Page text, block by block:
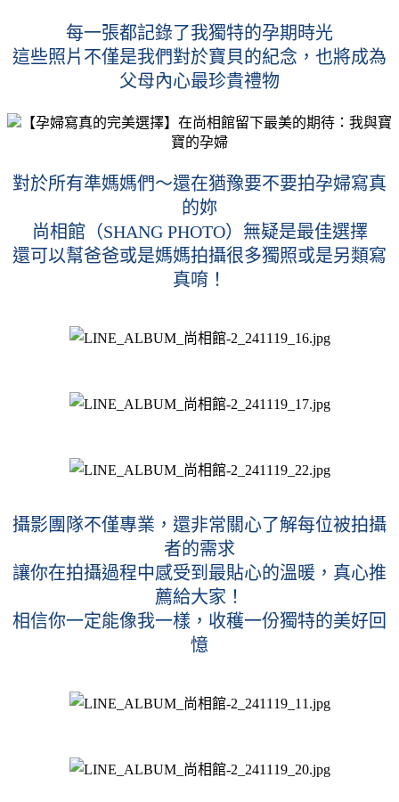
每一張都記錄了我獨特的孕期時光
這些照片不僅是我們對於寶貝的紀念，也將成為
父母內心最珍貴禮物
對於所有準媽媽們～還在猶豫要不要拍孕婦寫真
的妳
尚相館（SHANG PHOTO）無疑是最佳選擇
還可以幫爸爸或是媽媽拍攝很多獨照或是另類寫
真唷！
攝影團隊不僅專業，還非常關心了解每位被拍攝
者的需求
讓你在拍攝過程中感受到最貼心的溫暖，真心推
薦給大家！
相信你一定能像我一樣，收穫一份獨特的美好回
憶